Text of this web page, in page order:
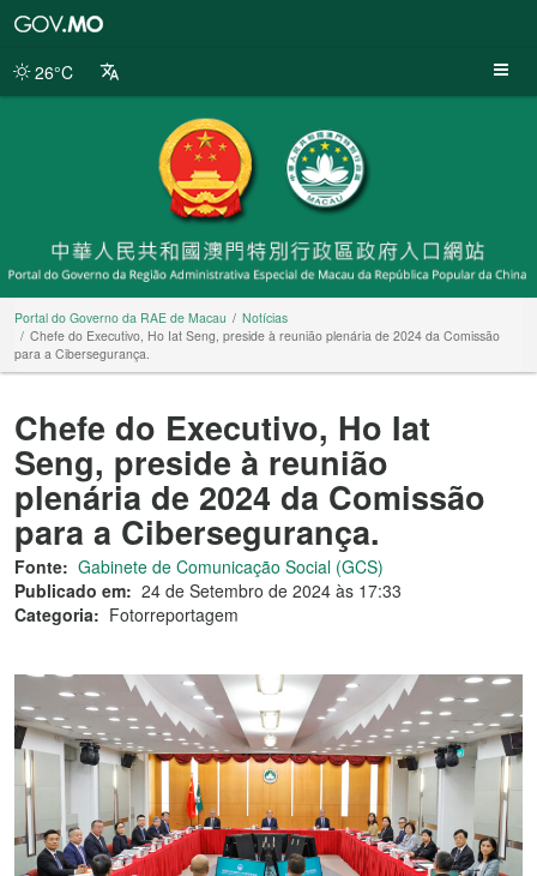
da
26°C
Portal do Governo da RAE de Macau
Notícias
Chefe do Executivo, Ho Iat Seng, preside à reunião plenária de 2024 da Comissão
para a Cibersegurança.
Chefe do Executivo, Ho Iat
Seng, preside à reunião
plenária de 2024 da Comissão
para a Cibersegurança.
Fonte: Gabinete de Comunicação Social (GCS)
Publicado em: 24 de Setembro de 2024 às 17:33
Categoria: Fotorreportagem